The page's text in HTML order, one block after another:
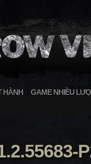
HÀNH GAME NHIỀU